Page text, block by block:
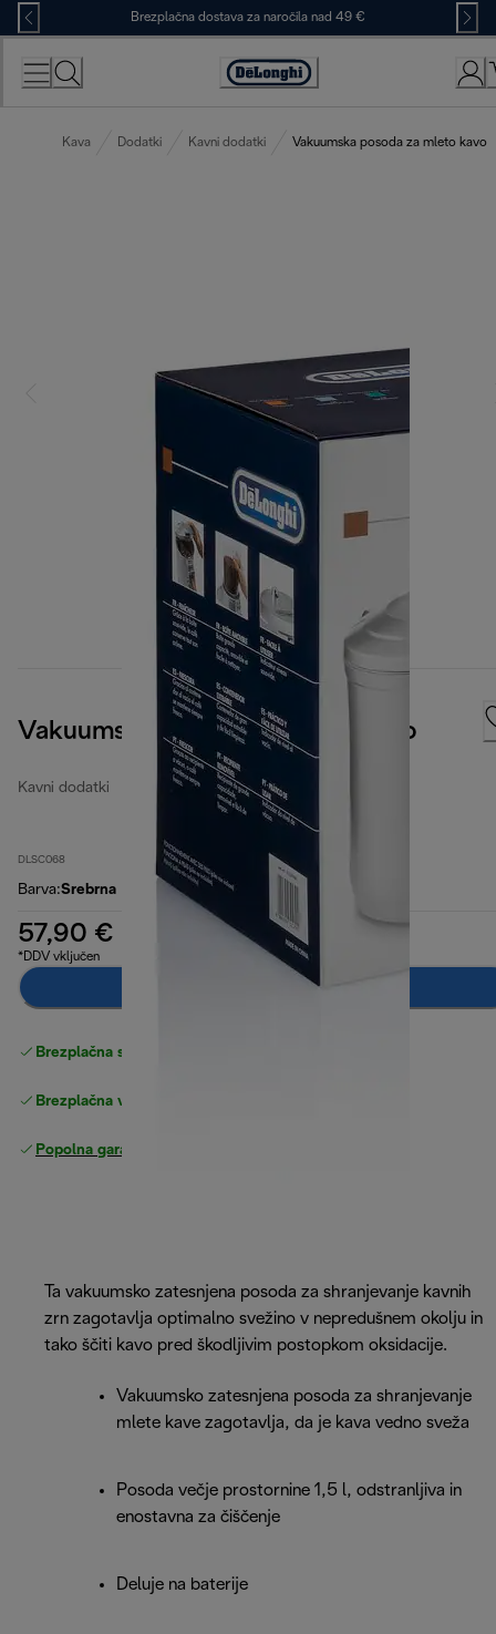
Skip
to
Content
Brezplačna dostava za naročila nad 49 €
Accessibility
Kava Dodatki Kavni dodatki Vakuumska posoda za mleto kavo
Vakuumska posoda za mleto kavo
Kavni dodatki
DLSC068
Barva:Srebrna
57,90 €
*DDV vključen
Dodaj v košarico
Brezplačna standardna dostava
Brezplačna vračila
Popolna garancija proizvajalca
Ta vakuumsko zatesnjena posoda za shranjevanje kavnih
zrn zagotavlja optimalno svežino v nepredušnem okolju in
tako ščiti kavo pred škodljivim postopkom oksidacije.
Vakuumsko zatesnjena posoda za shranjevanje
mlete kave zagotavlja, da je kava vedno sveža
Posoda večje prostornine 1,5 l, odstranljiva in
enostavna za čiščenje
Deluje na baterije